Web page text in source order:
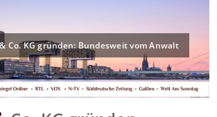
Co. KG gründen: Bundesweit vom Anwalt